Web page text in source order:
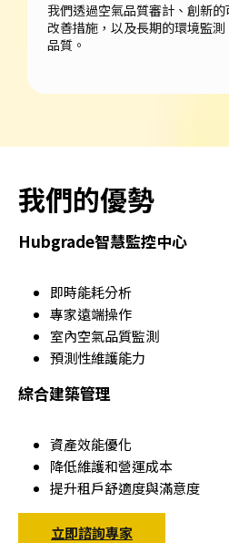
我們透過空氣品質審計、創新
改善措施，以及長期的環境監
品質。
我們的優勢
Hubgrade智慧監控中心
即時能耗分析
專家遠端操作
室內空氣品質監測
預測性維護能力
綜合建築管理
資產效能優化
降低維護和營運成本
提升租戶舒適度與滿意度
立即諮詢專家